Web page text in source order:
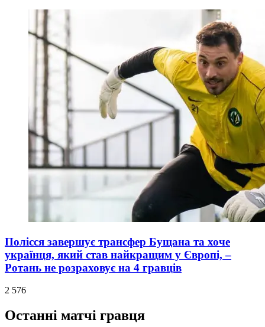
Полісся завершує трансфер Бущана та хоче
українця, який став найкращим у Європі, –
Ротань не розраховує на 4 гравців
2 576
Останні матчі гравця